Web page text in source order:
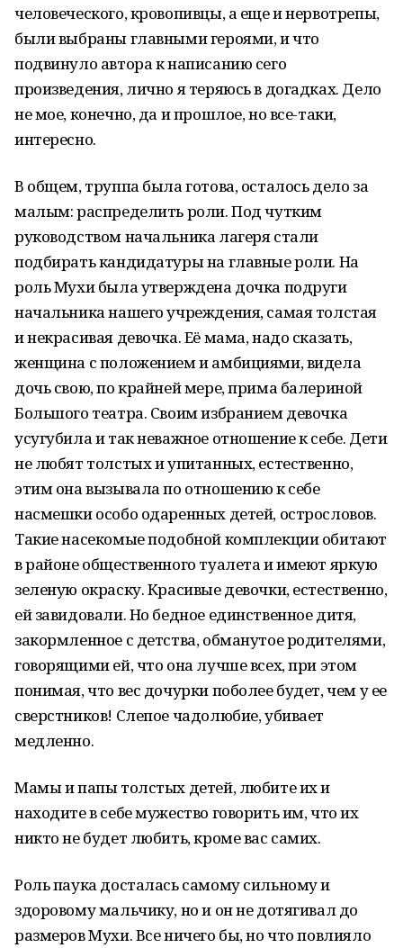
человеческого, кровопивцы, а еще и нервотрепы,
были выбраны главными героями, и что
подвинуло автора к написанию сего
произведения, лично я теряюсь в догадках. Дело
не мое, конечно, да и прошлое, но все-таки,
интересно.
В общем, труппа была готова, осталось дело за
малым: распределить роли. Под чутким
руководством начальника лагеря стали
подбирать кандидатуры на главные роли. На
роль Мухи была утверждена дочка подруги
начальника нашего учреждения, самая толстая
и некрасивая девочка. Её мама, надо сказать,
женщина с положением и амбициями, видела
дочь свою, по крайней мере, прима балериной
Большого театра. Своим избранием девочка
усугубила и так неважное отношение к себе. Дети
не любят толстых и упитанных, естественно,
этим она вызывала по отношению к себе
насмешки особо одаренных детей, острословов.
Такие насекомые подобной комплекции обитают
в районе общественного туалета и имеют яркую
зеленую окраску. Красивые девочки, естественно,
ей завидовали. Но бедное единственное дитя,
закормленное с детства, обманутое родителями,
говорящими ей, что она лучше всех, при этом
понимая, что вес дочурки поболее будет, чем у ее
сверстников! Слепое чадолюбие, убивает
медленно.
Мамы и папы толстых детей, любите их и
находите в себе мужество говорить им, что их
никто не будет любить, кроме вас самих.
Роль паука досталась самому сильному и
здоровому мальчику, но и он не дотягивал до
размеров Мухи. Все ничего бы, но что повлияло